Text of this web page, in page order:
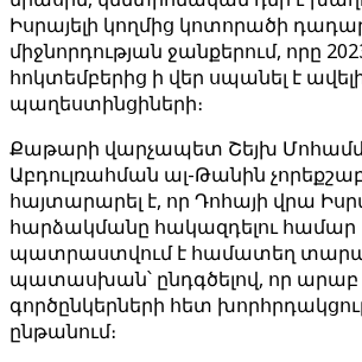
Իսրայելի կողմից կոտորածի
միջնորդության ջանքերում, որը
հոկտեմբերից ի վեր սպանել է
պաղեստինցիների։
Քաթարի վարչապետ Շեյխ
Աբդուլռահման ալ-Թանին
հայտարարել է, որ Դոհայի վրա
հարձակմանը հակազդելու համար
պատրաստվում է համատեղ
պատասխան՝ ընդգծելով, որ
գործընկերների հետ
ընթանում։